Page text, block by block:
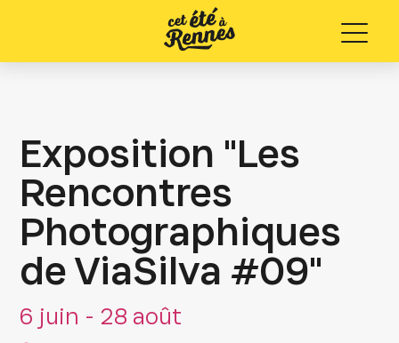
Menu
Exposition "Les
Rencontres
Photographiques
de ViaSilva #09"
6 juin - 28 août